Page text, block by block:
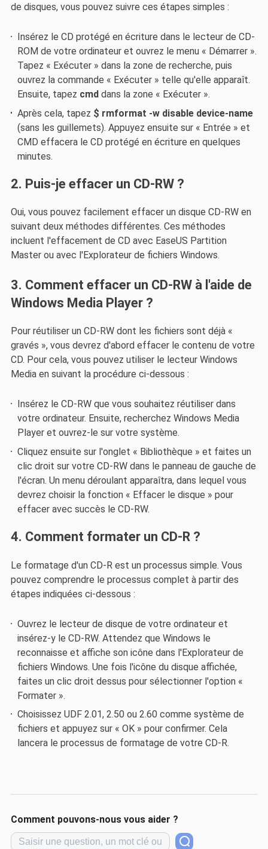
de disques, vous pouvez suivre ces étapes simples :
Insérez le CD protégé en écriture dans le lecteur de CD-
ROM de votre ordinateur et ouvrez le menu « Démarrer ».
Tapez « Exécuter » dans la zone de recherche, puis
ouvrez la commande « Exécuter » telle qu'elle apparaît.
Ensuite, tapez cmd dans la zone « Exécuter ».
Après cela, tapez $ rmformat -w disable device-name
(sans les guillemets). Appuyez ensuite sur « Entrée » et
CMD effacera le CD protégé en écriture en quelques
minutes.
2. Puis-je effacer un CD-RW ?
Oui, vous pouvez facilement effacer un disque CD-RW en
suivant deux méthodes différentes. Ces méthodes
incluent l'effacement de CD avec EaseUS Partition
Master ou avec l'Explorateur de fichiers Windows.
3. Comment effacer un CD-RW à l'aide de
Windows Media Player ?
Pour réutiliser un CD-RW dont les fichiers sont déjà «
gravés », vous devrez d'abord effacer le contenu de votre
CD. Pour cela, vous pouvez utiliser le lecteur Windows
Media en suivant la procédure ci-dessous :
Insérez le CD-RW que vous souhaitez réutiliser dans
votre ordinateur. Ensuite, recherchez Windows Media
Player et ouvrez-le sur votre système.
Cliquez ensuite sur l'onglet « Bibliothèque » et faites un
clic droit sur votre CD-RW dans le panneau de gauche de
l'écran. Un menu déroulant apparaîtra, dans lequel vous
devrez choisir la fonction « Effacer le disque » pour
effacer avec succès le CD-RW.
4. Comment formater un CD-R ?
Le formatage d'un CD-R est un processus simple. Vous
pouvez comprendre le processus complet à partir des
étapes indiquées ci-dessous :
Ouvrez le lecteur de disque de votre ordinateur et
insérez-y le CD-RW. Attendez que Windows le
reconnaisse et affiche son icône dans l'Explorateur de
fichiers Windows. Une fois l'icône du disque affichée,
faites un clic droit dessus pour sélectionner l'option «
Formater ».
Choisissez UDF 2.01, 2.50 ou 2.60 comme système de
fichiers et appuyez sur « OK » pour confirmer. Cela
lancera le processus de formatage de votre CD-R.
Comment pouvons-nous vous aider ?